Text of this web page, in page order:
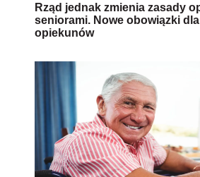
Rząd jednak zmienia zasady
seniorami. Nowe obowiązki
opiekunów